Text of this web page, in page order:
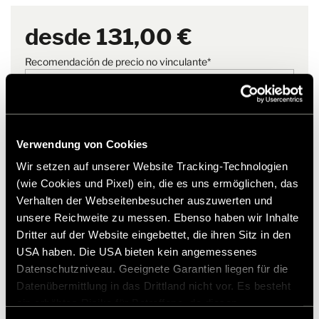
Verwendung von Cookies
Wir setzen auf unserer Website Tracking-Technologien
(wie Cookies und Pixel) ein, die es uns ermöglichen, das
Verhalten der Webseitenbesucher auszuwerten und
unsere Reichweite zu messen. Ebenso haben wir Inhalte
Dritter auf der Website eingebettet, die ihren Sitz in den
USA haben. Die USA bieten kein angemessenes
Datenschutzniveau. Geeignete Garantien liegen für die
Datenübermittlung in das Drittland nicht vor. Es besteht
que se inserta en las fijaciones originales de Mercedes.
La alfombra de cabina mostrada en la foto sirve sólo como
ejemplo. La forma y el diseño reales pueden diferir de la variante
desde 131,00 €
Recomendación de precio no vinculante*
Añadir a la lista de deseos
¿El artículo se adapta a mi vehículo?
* Los accesorios originales de Hymer no están disponibles
de fábrica, sino que solo pueden pedirse y adaptarse a
través de su socio comercial. Las imágenes están sujetas a
cambios.